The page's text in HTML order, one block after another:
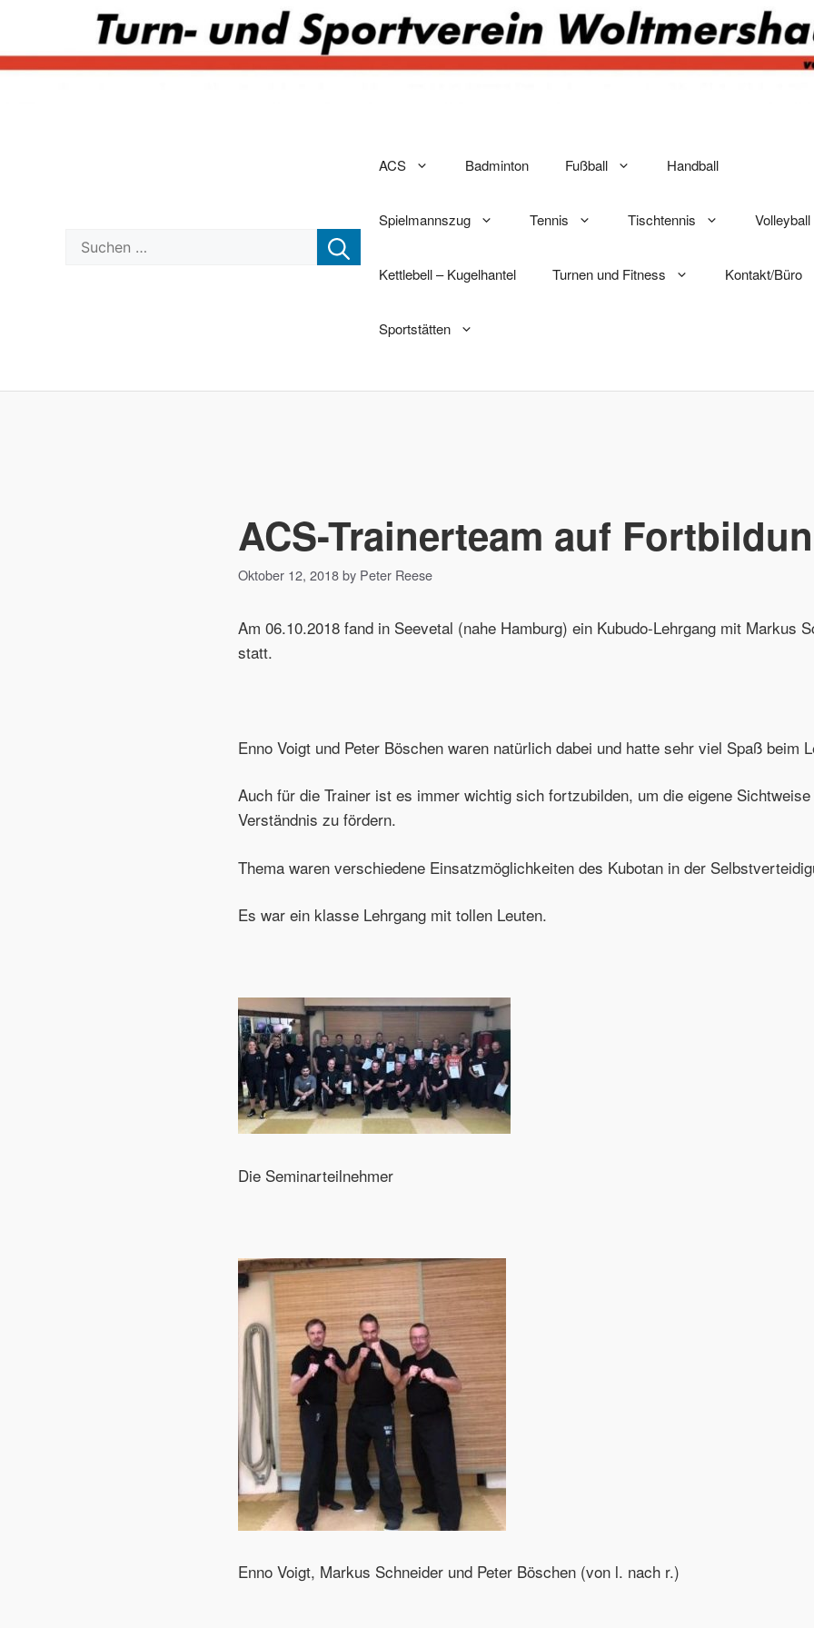
Suchen nach:
ACS Badminton Fußball Handball
Spielmannszug Tennis Tischtennis Volleyball
Kettlebell – Kugelhantel Turnen und Fitness Kontakt/Büro
Sportstätten
ACS-Trainerteam auf
Oktober 12, 2018 by Peter Reese
Am 06.10.2018 fand in Seevetal (nahe Hamburg) ein Kubudo-Lehrgang mit Markus
statt.
Enno Voigt und Peter Böschen waren natürlich dabei und hatte sehr viel Spaß beim
Auch für die Trainer ist es immer wichtig sich fortzubilden, um die eigene
Verständnis zu fördern.
Thema waren verschiedene Einsatzmöglichkeiten des Kubotan in der
Es war ein klasse Lehrgang mit tollen Leuten.
Die Seminarteilnehmer
Enno Voigt, Markus Schneider und Peter Böschen (von l. nach r.)